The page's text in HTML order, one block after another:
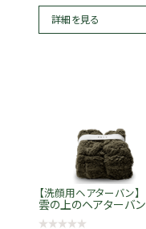
詳細を見る
【洗顔用ヘアターバン】
雲の上のヘアターバン